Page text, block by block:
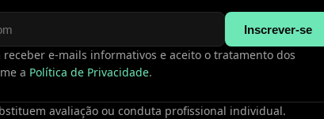
Inscrever-se
receber e-mails informativos e aceito o tratamento dos
a Política de Privacidade.
avaliação ou conduta profissional individual.